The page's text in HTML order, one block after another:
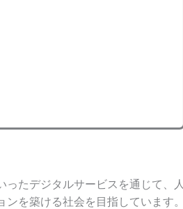
たデジタルサービスを通じて、人
を築ける社会を目指しています。